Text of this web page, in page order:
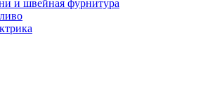
и швейная фурнитура